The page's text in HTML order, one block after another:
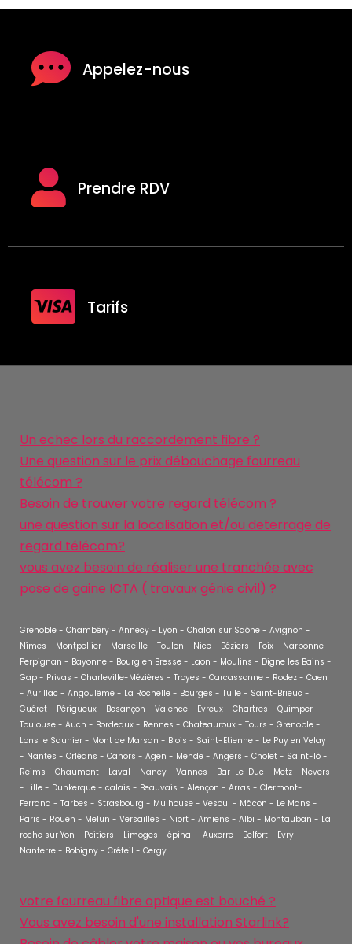
Appelez-nous
Prendre RDV
Tarifs
Un echec lors du raccordement fibre ?
Une question sur le prix débouchage fourreau
télécom ?
Besoin de trouver votre regard télécom ?
une question sur la localisation et/ou deterrage de
regard télécom?
vous avez besoin de réaliser une tranchée avec
pose de gaine ICTA ( travaux génie civil) ?
Grenoble - Chambéry - Annecy - Lyon - Chalon sur Saône - Avignon -
Nîmes - Montpellier - Marseille - Toulon - Nice - Béziers - Foix - Narbonne -
Perpignan - Bayonne - Bourg en Bresse - Laon - Moulins - Digne les Bains -
Gap - Privas - Charleville-Mézières - Troyes - Carcassonne - Rodez - Caen
- Aurillac - Angoulême - La Rochelle - Bourges - Tulle - Saint-Brieuc -
Guéret - Périgueux - Besançon - Valence - Evreux - Chartres - Quimper -
Toulouse - Auch - Bordeaux - Rennes - Chateauroux - Tours - Grenoble -
Lons le Saunier - Mont de Marsan - Blois - Saint-Etienne - Le Puy en Velay
- Nantes - Orléans - Cahors - Agen - Mende - Angers - Cholet - Saint-lô -
Reims - Chaumont - Laval - Nancy - Vannes - Bar-Le-Duc - Metz - Nevers
- Lille - Dunkerque - calais - Beauvais - Alençon - Arras - Clermont-
Ferrand - Tarbes - Strasbourg - Mulhouse - Vesoul - Mâcon - Le Mans -
Paris - Rouen - Melun - Versailles - Niort - Amiens - Albi - Montauban - La
roche sur Yon - Poitiers - Limoges - épinal - Auxerre - Belfort - Evry -
Nanterre - Bobigny - Créteil - Cergy
votre fourreau fibre optique est bouché ?
Vous avez besoin d'une installation Starlink?